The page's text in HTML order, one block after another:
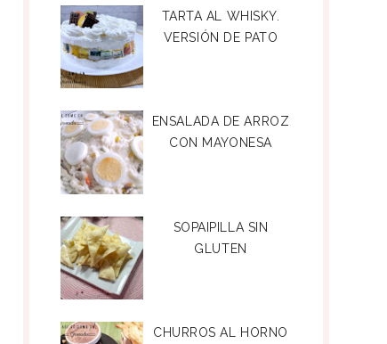
TARTA AL WHISKY.
VERSIÓN DE PATO
ENSALADA DE ARROZ
CON MAYONESA
SOPAIPILLA SIN
GLUTEN
CHURROS AL HORNO